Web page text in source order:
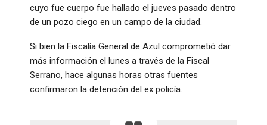
cuyo fue cuerpo fue hallado el jueves pasado dentro
de un pozo ciego en un campo de la ciudad.
Si bien la Fiscalía General de Azul comprometió dar
más información el lunes a través de la Fiscal
Serrano, hace algunas horas otras fuentes
confirmaron la detención del ex policía.